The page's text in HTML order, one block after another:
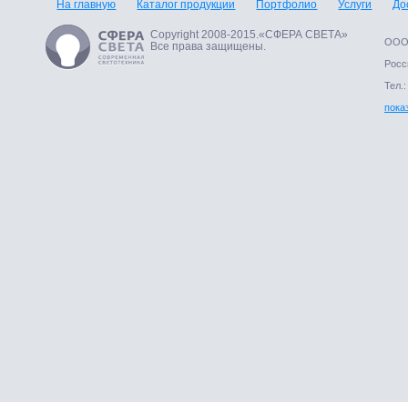
На главную Каталог продукции Портфолио Услуги
Copyright 2008-2015.«СФЕРА СВЕТА»
Все права защищены.
ООО